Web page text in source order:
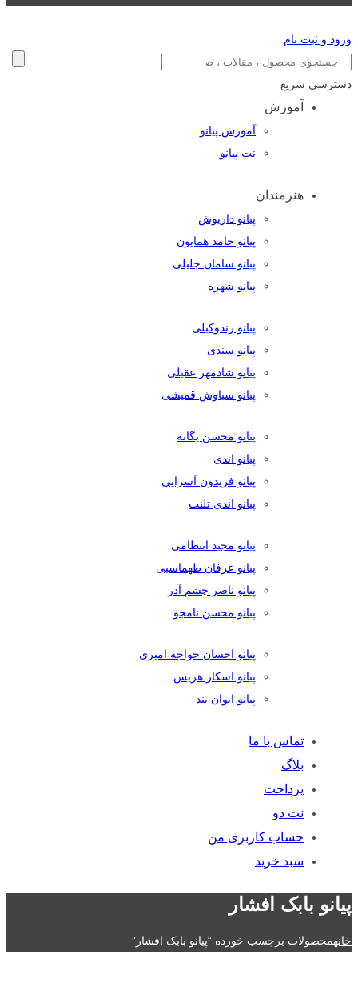
ورود و ثبت نام
دسترسی سریع
آموزش
آموزش پیانو
نت پیانو
هنرمندان
پیانو داریوش
پیانو حامد همایون
پیانو سامان جلیلی
پیانو شهره
پیانو زندوکیلی
پیانو سندی
پیانو شادمهر عقیلی
پیانو سیاوش قمیشی
پیانو محسن یگانه
پیانو اندی
پیانو فریدون آسرایی
پیانو اندی تلنت
پیانو مجید انتظامی
پیانو عرفان طهماسبی
پیانو ناصر چشم آذر
پیانو محسن نامجو
پیانو احسان خواجه امیری
پیانو اسکار هریس
پیانو ایوان بند
تماس با ما
بلاگ
پرداخت
نت دو
حساب کاربری من
سبد خرید
پیانو بابک افشار
خانهمحصولات برچسب خورده “پیانو بابک افشار”